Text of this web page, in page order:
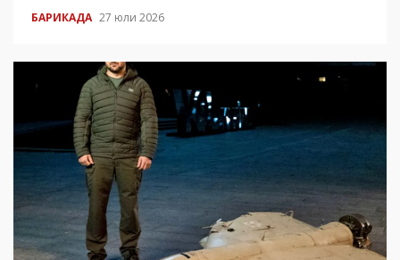
БАРИКАДА 27 юли 2026